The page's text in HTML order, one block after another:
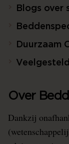
Blogs over
Duurzaam
Over
Dankzij